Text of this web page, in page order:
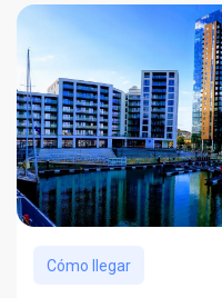
Cómo llegar